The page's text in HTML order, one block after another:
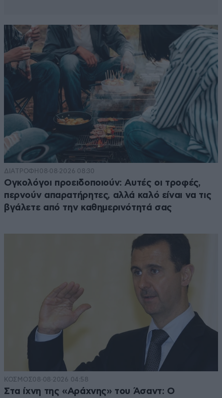
ΔΙΑΤΡΟΦΗ 08·08·2026 08:30
Ογκολόγοι προειδοποιούν: Αυτές οι τροφές,
περνούν απαρατήρητες, αλλά καλό είναι να τις
βγάλετε από την καθημερινότητά σας
ΚΟΣΜΟΣ08·08·2026 04:58
Στα ίχνη της «Αράχνης» του Άσαντ: Ο